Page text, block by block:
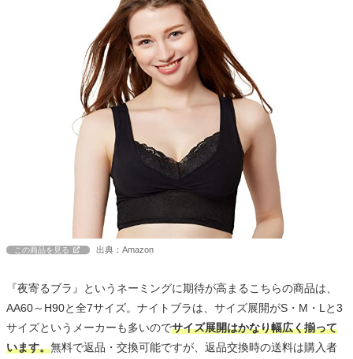
この商品を見る 出典：Amazon
『夜寄るブラ』というネーミングに期待が高まるこちらの商品は、
AA60～H90と全7サイズ。ナイトブラは、サイズ展開がS・M・Lと3
サイズというメーカーも多いのでサイズ展開はかなり幅広く揃って
います。無料で返品・交換可能ですが、返品交換時の送料は購入者